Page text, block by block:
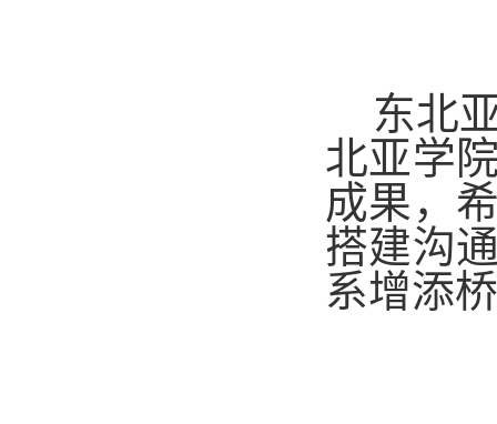
东北
北亚学
成果，
搭建沟
系增添